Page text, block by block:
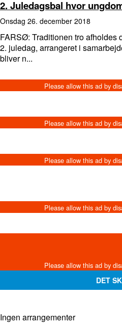
2. Juledagsbal hvor
onsdag 26. december 2018
FARSØ: Traditionen tro afholdes
2. juledag, arrangeret i samarbejde
bliver n...
DET
Ingen arrangementer